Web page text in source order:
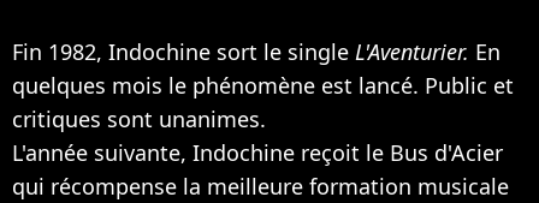
Fin 1982, Indochine sort le single L'Aventurier. En
quelques mois le phénomène est lancé. Public et
critiques sont unanimes.
L'année suivante, Indochine reçoit le Bus d'Acier
qui récompense la meilleure formation musicale